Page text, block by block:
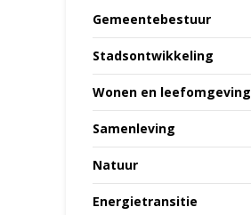
Gemeentebestuur
Stadsontwikkeling
Wonen en leefomgeving
Samenleving
Natuur
Energietransitie